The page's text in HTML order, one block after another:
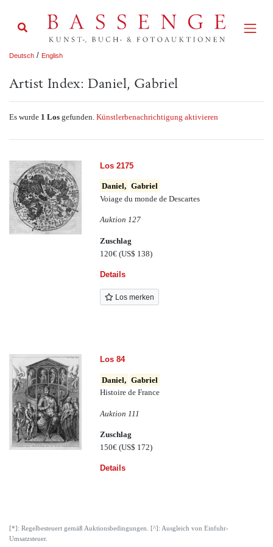
Deutsch / English
Artist Index: Daniel, Gabriel
Es wurde 1 Los gefunden. Künstlerbenachrichtigung aktivieren
Los 2175
Daniel, Gabriel
Voiage du monde de Descartes
Auktion 127
Zuschlag
120€(US$ 138)
Details
Los merken
Los 84
Daniel, Gabriel
Histoire de France
Auktion 111
Zuschlag
150€(US$ 172)
Details
[*]: Regelbesteuert gemäß Auktionsbedingungen. [^]: Ausgleich von Einfuhr-
Umsatzsteuer.